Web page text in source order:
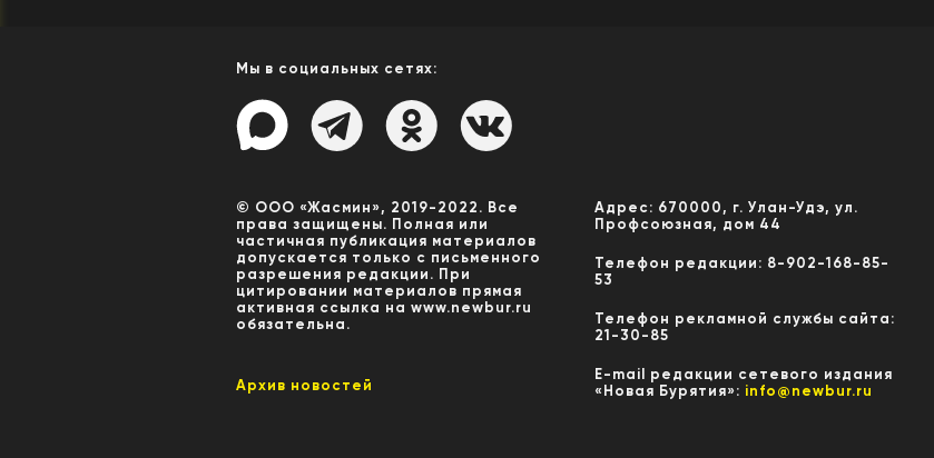
Мы в социальных сетях:
© ООО «Жасмин», 2019-2022. Все
права защищены. Полная или
частичная публикация материалов
допускается только с письменного
разрешения редакции. При
цитировании материалов прямая
активная ссылка на www.newbur.ru
обязательна.
Архив новостей
Адрес: 670000, г. Улан-Удэ, ул.
Профсоюзная, дом 44
Телефон редакции: 8-902-168-85-
53
Телефон рекламной службы сайта:
21-30-85
E-mail редакции сетевого издания
«Новая Бурятия»: info@newbur.ru